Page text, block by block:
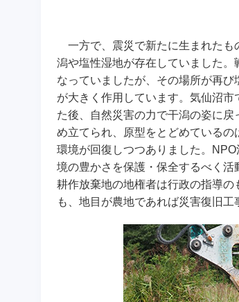
一方で、震災で新たに生まれた
潟や塩性湿地が存在していました
なっていましたが、その場所が再
が大きく作用しています。気仙沼
た後、自然災害の力で干潟の姿に
め立てられ、原型をとどめている
環境が回復しつつありました。
境の豊かさを保護・保全するべく
耕作放棄地の地権者は行政の指導
も、地目が農地であれば災害復旧